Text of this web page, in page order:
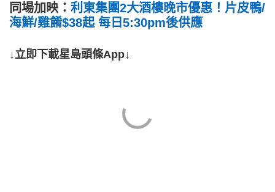
同場加映： 利東集團2大酒樓晚市優惠！片皮鴨/
海鮮/雞餚$38起 每日5:30pm後供應
↓立即下載星島頭條App↓